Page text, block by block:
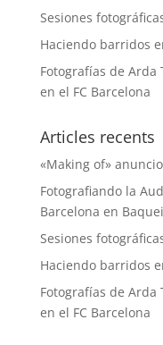
Sesiones
Haciendo barridos
Fotografías de
en el FC Barcelona
Articles recents
«Making of»
Fotografiando la
Barcelona en
Sesiones
Haciendo barridos
Fotografías de
en el FC Barcelona